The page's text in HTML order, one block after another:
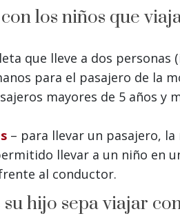
los niños que
que lleve a dos
para el pasajero de la
mayores de 5 años y
– para llevar un pasajero,
llevar a un niño en
al conductor.
hijo sepa viajar